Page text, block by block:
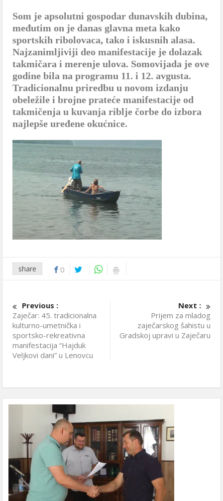
Som je apsolutni gospodar dunavskih dubina,
međutim on je danas glavna meta kako
sportskih ribolovaca, tako i iskusnih alasa.
Najzanimljiviji deo manifestacije je dolazak
takmičara i merenje ulova. Somovijada je ove
godine bila na programu 11. i 12. avgusta.
Tradicionalnu priredbu u novom izdanju
obeležile i brojne prateće manifestacije od
takmičenja u kuvanja riblje čorbe do izbora
najlepše uređene okućnice.
share 0
Previous :
Zaječar: 45. tradicionalna
kulturno-umetnička i
sportsko-rekreativna
manifestacija “Hajduk
Veljkovi dani” u Lenovcu
Next :
Prijem za mladog
zaječarskog šahistu u
Gradskoj upravi u Zaječaru